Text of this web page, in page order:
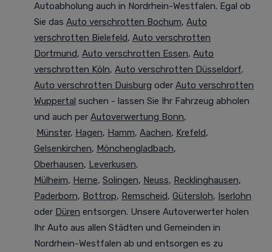
Autoabholung auch in Nordrhein-Westfalen. Egal ob
Sie das Auto verschrotten Bochum, Auto
verschrotten Bielefeld, Auto verschrotten
Dortmund, Auto verschrotten Essen, Auto
verschrotten Köln, Auto verschrotten Düsseldorf,
Auto verschrotten Duisburg oder Auto verschrotten
Wuppertal suchen - lassen Sie Ihr Fahrzeug abholen
und auch per Autoverwertung Bonn,
Münster, Hagen, Hamm, Aachen, Krefeld,
Gelsenkirchen, Mönchengladbach,
Oberhausen, Leverkusen,
Mülheim, Herne, Solingen, Neuss, Recklinghausen,
Paderborn, Bottrop, Remscheid, Gütersloh, Iserlohn
oder Düren entsorgen. Unsere Autoverwerter holen
Ihr Auto aus allen Städten und Gemeinden in
Nordrhein-Westfalen ab und entsorgen es zu